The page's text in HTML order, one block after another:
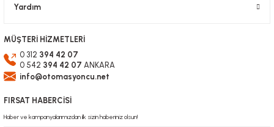
Yardım
MÜŞTERİ HİZMETLERİ
0 312 394 42 07
0 542 394 42 07 ANKARA
info@otomasyoncu.net
FIRSAT HABERCİSİ
Haber ve kampanyalarımızdan ilk sizin haberiniz olsun!